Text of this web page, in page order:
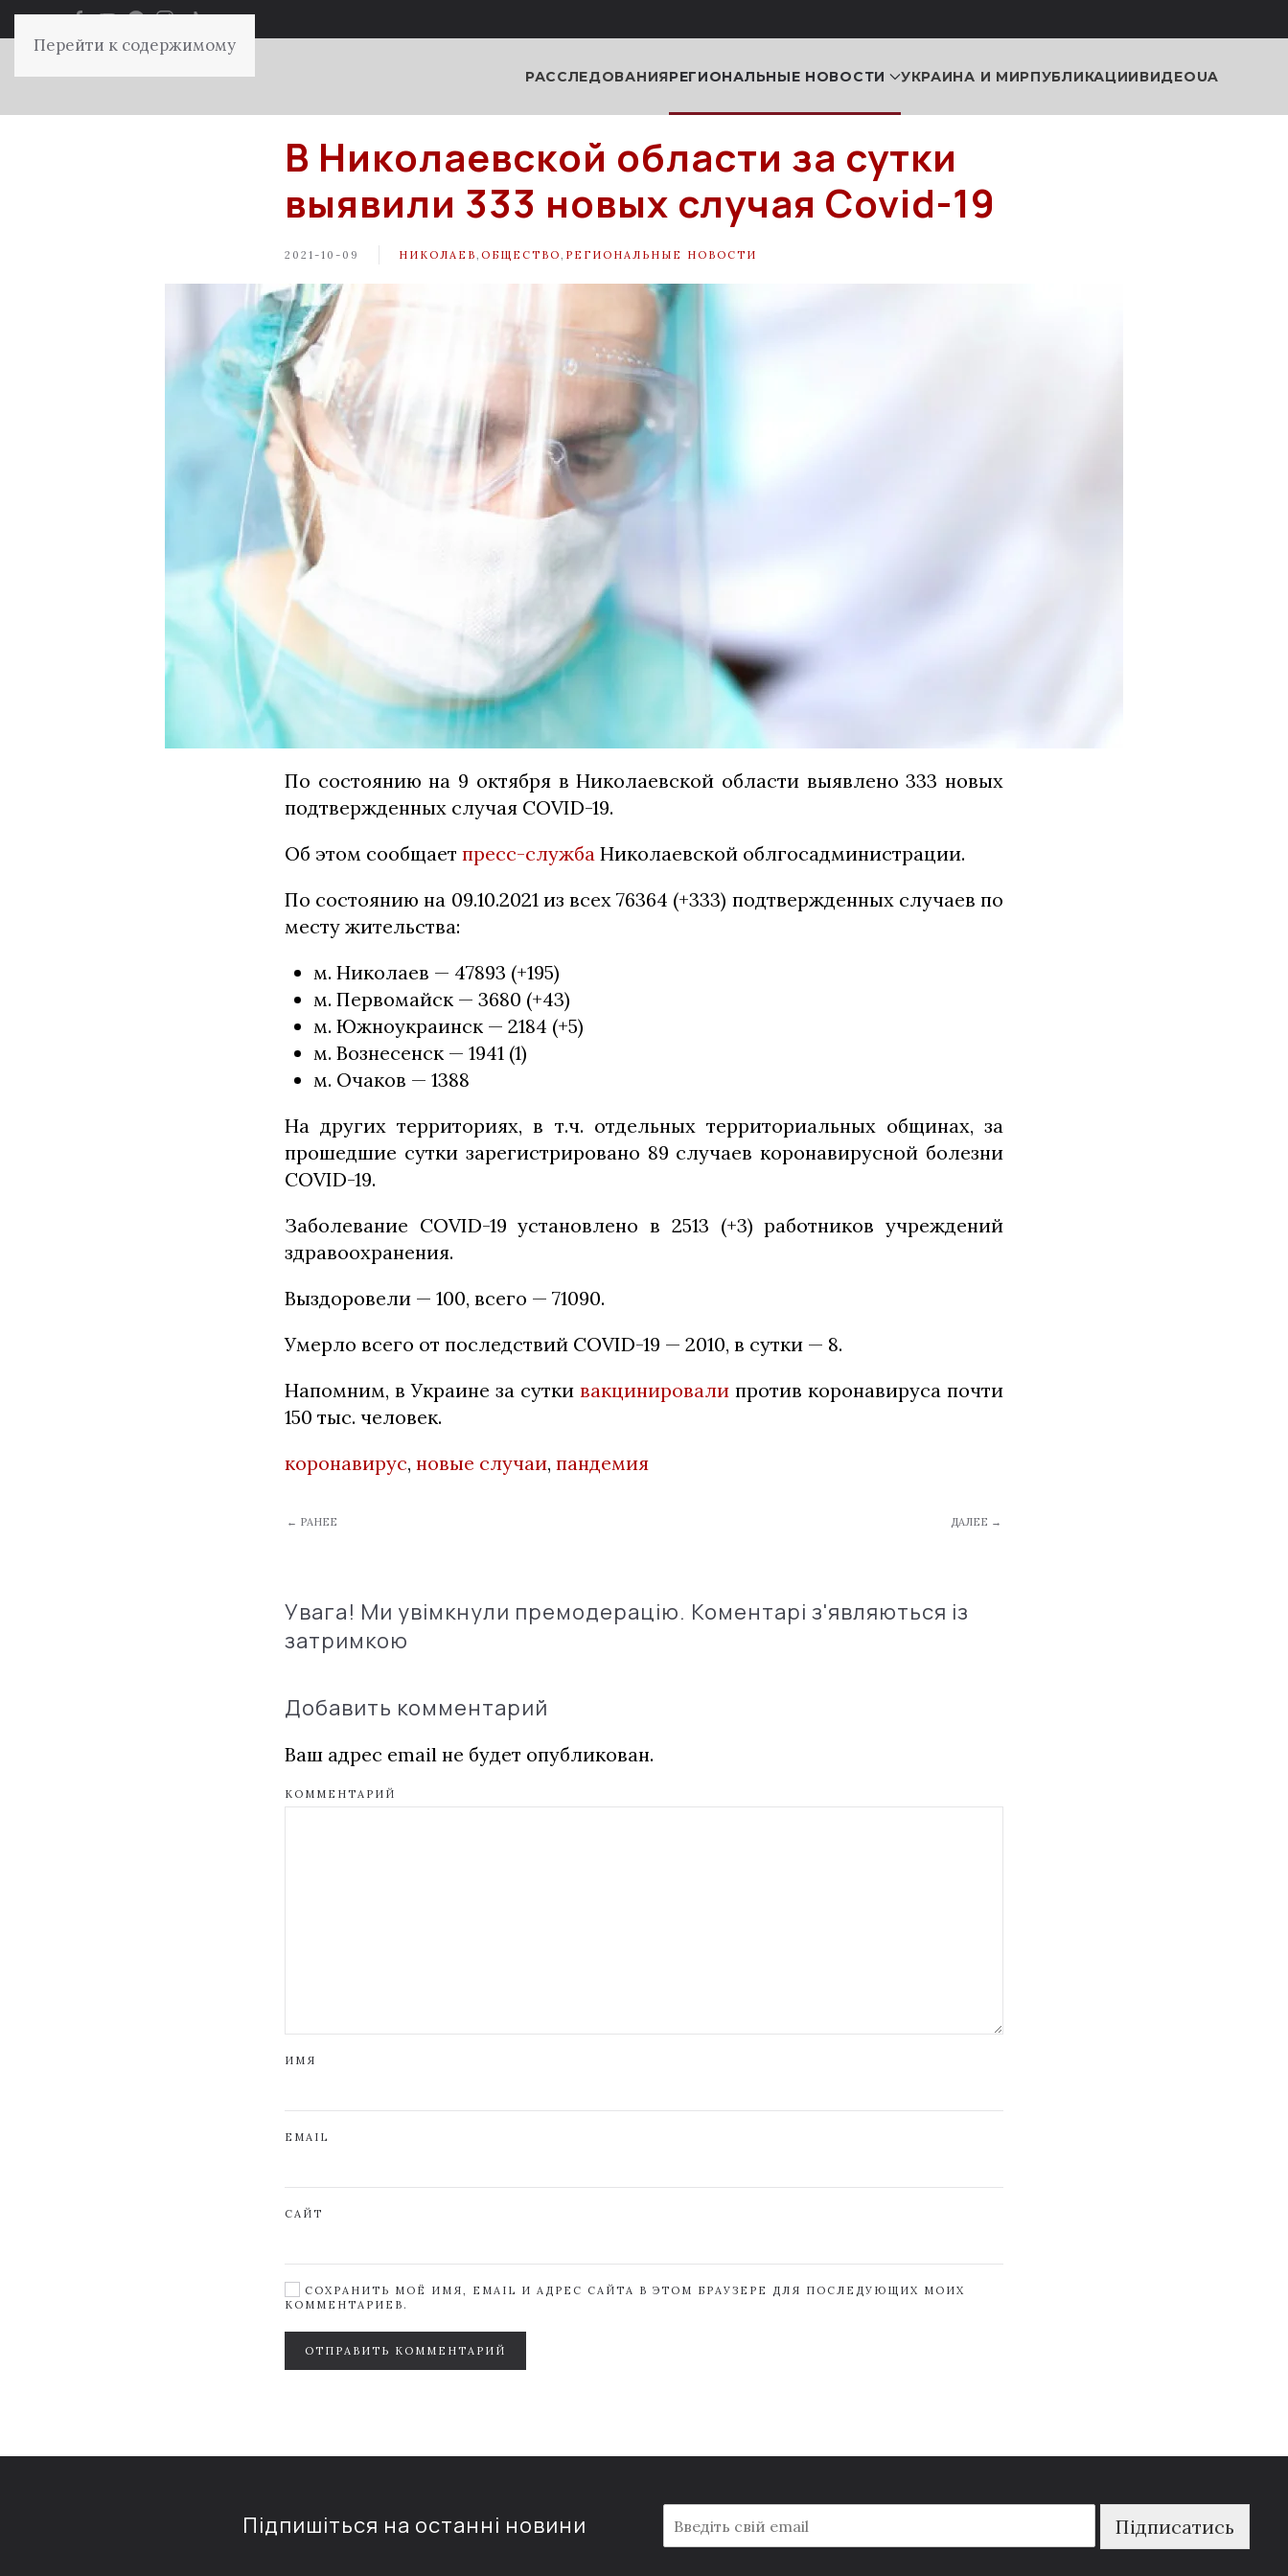
Перейти к содержимому
РАССЛЕДОВАНИЯРЕГИОНАЛЬНЫЕ НОВОСТИ УКРАИНА И МИРПУБЛИКАЦИИВИДЕОUA
В Николаевской области за сутки
выявили 333 новых случая Covid-19
2021-10-09 НИКОЛАЕВ ОБЩЕСТВО РЕГИОНАЛЬНЫЕ НОВОСТИ
По состоянию на 9 октября в Николаевской области выявлено 333 новых
подтвержденных случая COVID-19.
Об этом сообщает пресс-служба Николаевской облгосадминистрации.
По состоянию на 09.10.2021 из всех 76364 (+333) подтвержденных случаев по
месту жительства:
м. Николаев — 47893 (+195)
м. Первомайск — 3680 (+43)
м. Южноукраинск — 2184 (+5)
м. Вознесенск — 1941 (1)
м. Очаков — 1388
На других территориях, в т.ч. отдельных территориальных общинах, за
прошедшие сутки зарегистрировано 89 случаев коронавирусной болезни
COVID-19.
Заболевание COVID-19 установлено в 2513 (+3) работников учреждений
здравоохранения.
Выздоровели — 100, всего — 71090.
Умерло всего от последствий COVID-19 — 2010, в сутки — 8.
Напомним, в Украине за сутки вакцинировали против коронавируса почти
150 тыс. человек.
коронавирус, новые случаи, пандемия
← РАНЕЕ ДАЛЕЕ →
Увага! Ми увімкнули премодерацію. Коментарі з'являються із
затримкою
Добавить комментарий
Ваш адрес email не будет опубликован.
КОММЕНТАРИЙ
ИМЯ
EMAIL
САЙТ
СОХРАНИТЬ МОЁ ИМЯ, EMAIL И АДРЕС САЙТА В ЭТОМ БРАУЗЕРЕ ДЛЯ ПОСЛЕДУЮЩИХ МОИХ
КОММЕНТАРИЕВ.
ОТПРАВИТЬ КОММЕНТАРИЙ
Підпишіться на останні новини
m
a
Підписатись